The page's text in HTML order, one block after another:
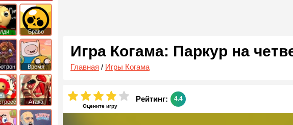
Игра Когама: Паркур на
Главная / Игры Когама
Оцените игру
Рейтинг: 4.4
Браво
Старс
Время
Приключений
Атака
Титанов